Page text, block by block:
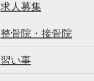
求人募集
整骨院・接骨院
習い事